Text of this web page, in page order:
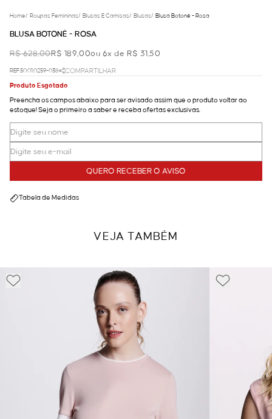
Home/ Roupas Femininas/ Blusas E Camisas/ Blusas/ Blusa Botonê - Rosa
BLUSA BOTONÊ - ROSA
R$ 628,00R$ 189,00ou 6x de R$ 31,50
REF.50.01.0259-038
COMPARTILHAR
Produto Esgotado
Preencha os campos abaixo para ser avisado assim que o produto voltar ao
estoque! Seja o primeiro a saber e receba ofertas exclusivas.
QUERO RECEBER O AVISO
Tabela de Medidas
VEJA TAMBÉM